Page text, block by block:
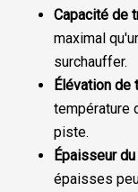
Capacité de
maximal
surchauffer.
Élévation de
température
piste.
Épaisseur
épaisses